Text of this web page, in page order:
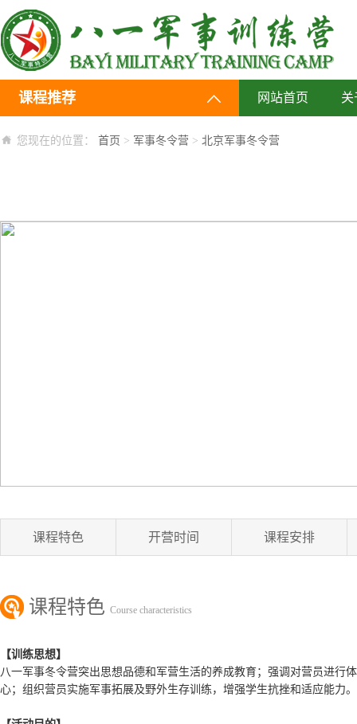
课程推荐 网站首页 关
您现在的位置： 首页 > 军事冬令营 > 北京军事冬令营
课程特色 开营时间 课程安排
课程特色 Course characteristics
【训练思想】
八一军事冬令营突出思想品德和军营生活的养成教育；强调对营员进行
心；组织营员实施军事拓展及野外生存训练，增强学生抗挫和适应能力